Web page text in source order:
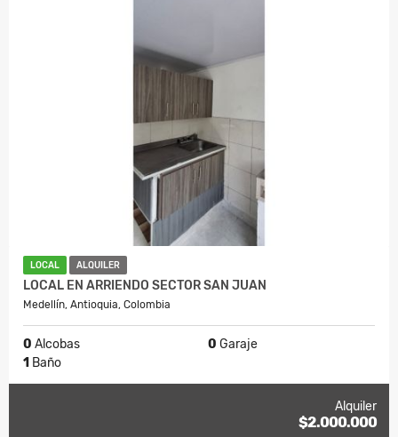
LOCAL ALQUILER
LOCAL EN ARRIENDO SECTOR SAN JUAN
Medellín, Antioquia, Colombia
0 Alcobas 0 Garaje
1 Baño
Alquiler
$2.000.000